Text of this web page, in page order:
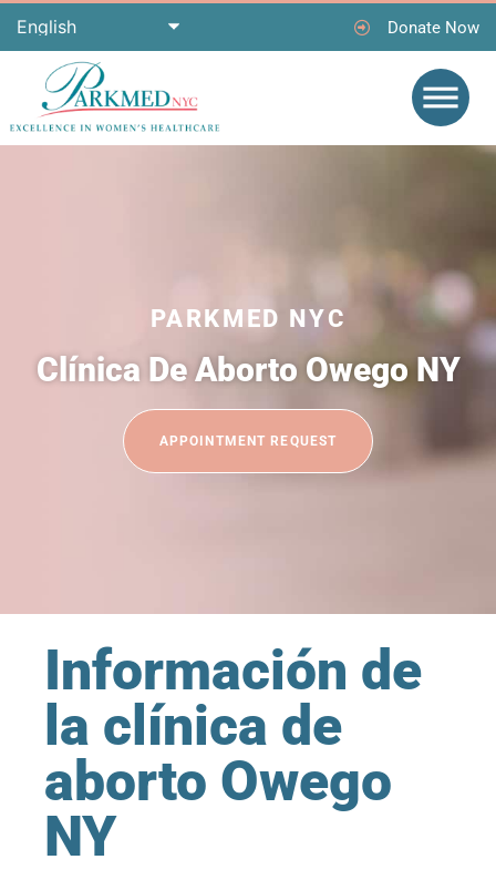
Donate Now
PARKMED NYC
Clínica De Aborto Owego NY
APPOINTMENT REQUEST
Información de
la clínica de
aborto Owego
NY